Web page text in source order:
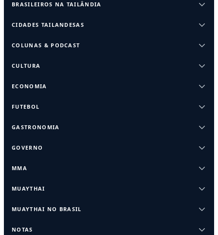
BRASILEIROS NA TAILÂNDIA
CIDADES TAILANDESAS
COLUNAS & PODCAST
CULTURA
ECONOMIA
FUTEBOL
GASTRONOMIA
GOVERNO
MMA
MUAYTHAI
MUAYTHAI NO BRASIL
NOTAS